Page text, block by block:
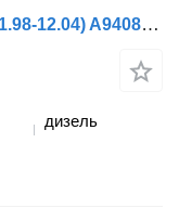
Амортизатор Sachs Atego 1828 (01.98-12.04) A9408900519 для грузовика Mercedes-Benz Atego, Atego 2, Atego 3 (1996-)
дизель